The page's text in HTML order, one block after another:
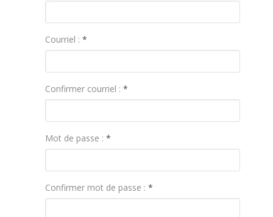
Courriel : *
Confirmer courriel : *
Mot de passe : *
Confirmer mot de passe : *